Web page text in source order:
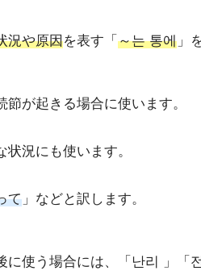
況や原因を表す「 ～는 통에 」
が起きる場合に使います。
況にも使います。
て 」などと訳します。
に使う場合には、「난리 」「